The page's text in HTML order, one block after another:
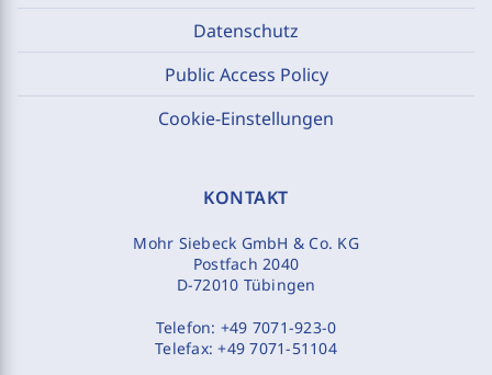
Datenschutz
Public Access Policy
Cookie-Einstellungen
KONTAKT
Mohr Siebeck GmbH & Co. KG
Postfach 2040
D-72010 Tübingen
Telefon: +49 7071-923-0
Telefax:+49 7071-51104